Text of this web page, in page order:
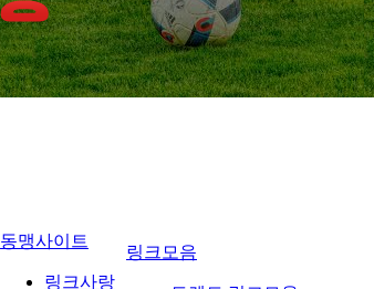
동맹사이트
링크사랑
링크모음